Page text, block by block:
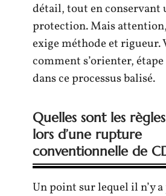
détail, tout en conservant
protection. Mais
exige méthode et rigueur.
comment s’orienter, étape
dans ce processus balisé.
Quelles sont les
lors d’une rupture
conventionnelle de
Un point sur lequel il n’y a